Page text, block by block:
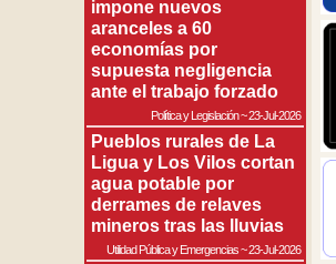
impone nuevos
aranceles a 60
economías por
supuesta negligencia
ante el trabajo forzado
Política y Legislación~23-Jul-2026
Pueblos rurales de La
Ligua y Los Vilos cortan
agua potable por
derrames de relaves
mineros tras las lluvias
Utilidad Pública y Emergencias~23-Jul-2026